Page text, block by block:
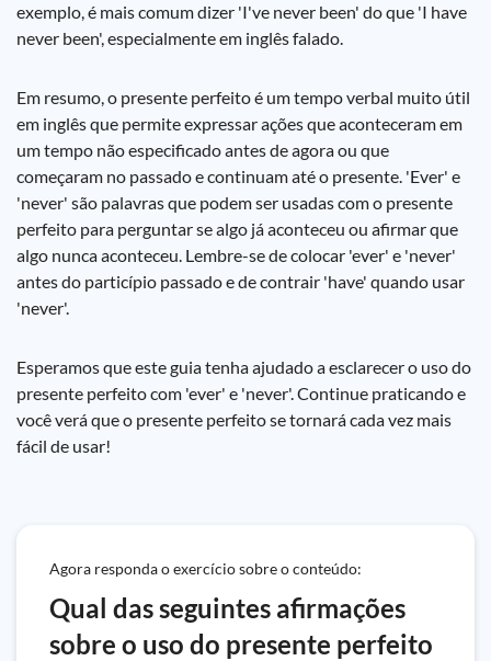
exemplo, é mais comum dizer 'I've never been' do que 'I have
never been', especialmente em inglês falado.
Em resumo, o presente perfeito é um tempo verbal muito útil
em inglês que permite expressar ações que aconteceram em
um tempo não especificado antes de agora ou que
começaram no passado e continuam até o presente. 'Ever' e
'never' são palavras que podem ser usadas com o presente
perfeito para perguntar se algo já aconteceu ou afirmar que
algo nunca aconteceu. Lembre-se de colocar 'ever' e 'never'
antes do particípio passado e de contrair 'have' quando usar
'never'.
Esperamos que este guia tenha ajudado a esclarecer o uso do
presente perfeito com 'ever' e 'never'. Continue praticando e
você verá que o presente perfeito se tornará cada vez mais
fácil de usar!
Agora responda o exercício sobre o conteúdo:
Qual das seguintes afirmações
sobre o uso do presente perfeito